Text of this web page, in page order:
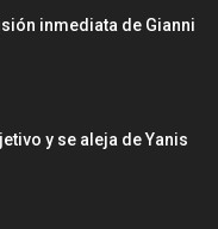
inmediata de Gianni
y se aleja de Yanis